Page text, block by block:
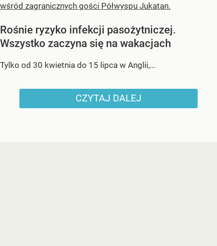
wśród zagranicznych gości Półwyspu Jukatan.
Rośnie ryzyko infekcji pasożytniczej.
Wszystko zaczyna się na wakacjach
Tylko od 30 kwietnia do 15 lipca w Anglii,...
CZYTAJ DALEJ